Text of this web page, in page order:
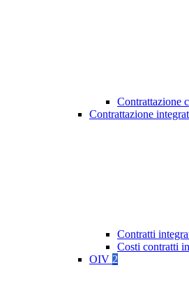
Contrattazione
Contrattazione
Contratti
Costi contratti
OIV 2